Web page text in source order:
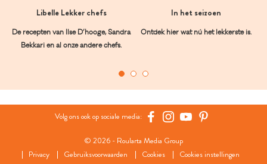
Libelle Lekker chefs
De recepten van Ilse D’hooge, Sandra
Bekkari en al onze andere chefs.
In het seizoen
Ontdek hier wat nú het lekkerste is.
Volg ons ook op sociale media:
© 2026 - Roularta Media Group
Privacy
Gebruiksvoorwaarden Cookies Cookies instellingen